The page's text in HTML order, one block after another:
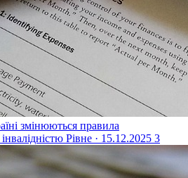
змінюються правила
Рівне · 15.12.2025 3